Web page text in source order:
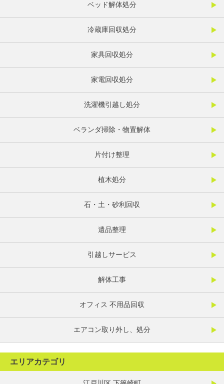
ベッド解体処分
冷蔵庫回収処分
家具回収処分
家電回収処分
洗濯機引越し処分
ベランダ掃除・物置解体
片付け整理
植木処分
石・土・砂利回収
遺品整理
引越しサービス
解体工事
オフィス 不用品回収
エアコン取り外し、処分
エリアカテゴリ